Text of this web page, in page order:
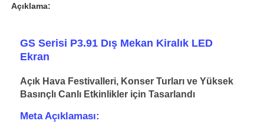
Açıklama:
GS Serisi P3.91 Dış Mekan Kiralık LED
Ekran
Açık Hava Festivalleri, Konser Turları ve Yüksek
Basınçlı Canlı Etkinlikler için Tasarlandı
Meta Açıklaması: